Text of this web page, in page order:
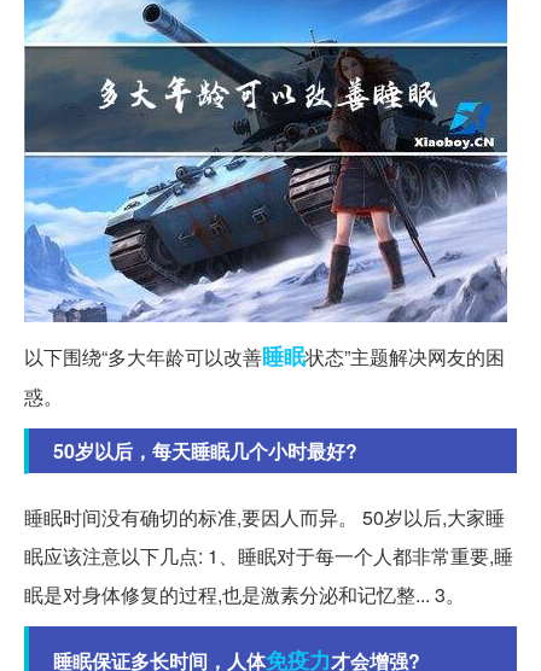
以下围绕“多大年龄可以改善睡眠状态”主题解决网友的困
惑。
50岁以后，每天睡眠几个小时最好?
睡眠时间没有确切的标准,要因人而异。 50岁以后,大家睡
眠应该注意以下几点: 1、睡眠对于每一个人都非常重要,睡
眠是对身体修复的过程,也是激素分泌和记忆整... 3。
睡眠保证多长时间，人体免疫力才会增强?